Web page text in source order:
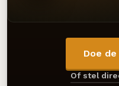
Doe
Of stel